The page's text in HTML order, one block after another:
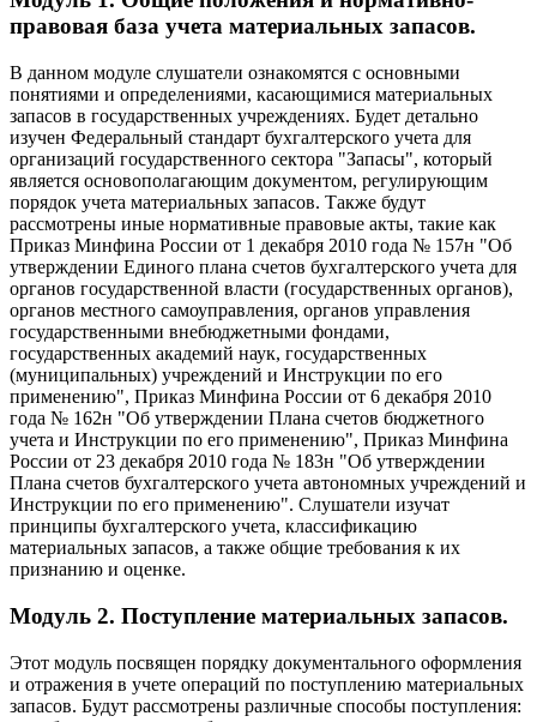
правовая база учета материальных запасов.
В данном модуле слушатели ознакомятся с основными
понятиями и определениями, касающимися материальных
запасов в государственных учреждениях. Будет детально
изучен Федеральный стандарт бухгалтерского учета для
организаций государственного сектора "Запасы", который
является основополагающим документом, регулирующим
порядок учета материальных запасов. Также будут
рассмотрены иные нормативные правовые акты, такие как
Приказ Минфина России от 1 декабря 2010 года № 157н "Об
утверждении Единого плана счетов бухгалтерского учета для
органов государственной власти (государственных органов),
органов местного самоуправления, органов управления
государственными внебюджетными фондами,
государственных академий наук, государственных
(муниципальных) учреждений и Инструкции по его
применению", Приказ Минфина России от 6 декабря 2010
года № 162н "Об утверждении Плана счетов бюджетного
учета и Инструкции по его применению", Приказ Минфина
России от 23 декабря 2010 года № 183н "Об утверждении
Плана счетов бухгалтерского учета автономных учреждений и
Инструкции по его применению". Слушатели изучат
принципы бухгалтерского учета, классификацию
материальных запасов, а также общие требования к их
признанию и оценке.
Модуль 2. Поступление материальных запасов.
Этот модуль посвящен порядку документального оформления
и отражения в учете операций по поступлению материальных
запасов. Будут рассмотрены различные способы поступления: